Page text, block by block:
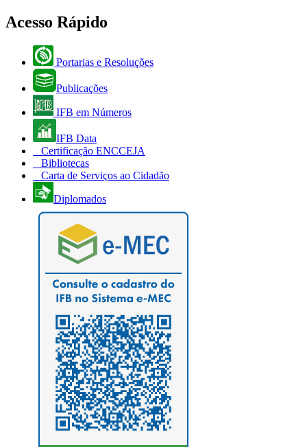
Acesso Rápido
Portarias e Resoluções
Publicações
IFB em Números
IFB Data
Certificação ENCCEJA
Bibliotecas
Carta de Serviços ao Cidadão
Diplomados